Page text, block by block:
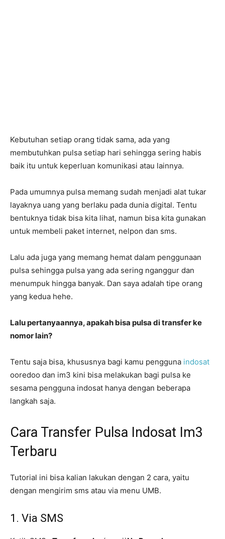
Kebutuhan setiap orang tidak sama, ada yang
membutuhkan pulsa setiap hari sehingga sering habis
baik itu untuk keperluan komunikasi atau lainnya.
Pada umumnya pulsa memang sudah menjadi alat tukar
layaknya uang yang berlaku pada dunia digital. Tentu
bentuknya tidak bisa kita lihat, namun bisa kita gunakan
untuk membeli paket internet, nelpon dan sms.
Lalu ada juga yang memang hemat dalam penggunaan
pulsa sehingga pulsa yang ada sering nganggur dan
menumpuk hingga banyak. Dan saya adalah tipe orang
yang kedua hehe.
Lalu pertanyaannya, apakah bisa pulsa di transfer ke
nomor lain?
Tentu saja bisa, khususnya bagi kamu pengguna indosat
ooredoo dan im3 kini bisa melakukan bagi pulsa ke
sesama pengguna indosat hanya dengan beberapa
langkah saja.
Cara Transfer Pulsa Indosat Im3
Terbaru
Tutorial ini bisa kalian lakukan dengan 2 cara, yaitu
dengan mengirim sms atau via menu UMB.
1. Via SMS